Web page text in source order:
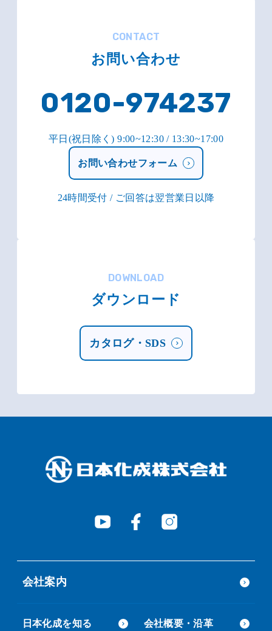
CONTACT
お問い合わせ
0120-974237
平日(祝日除く) 9:00~12:30 / 13:30~17:00
お問い合わせフォーム
24時間受付 / ご回答は翌営業日以降
DOWNLOAD
ダウンロード
カタログ・SDS
会社案内
日本化成を知る 会社概要・沿革